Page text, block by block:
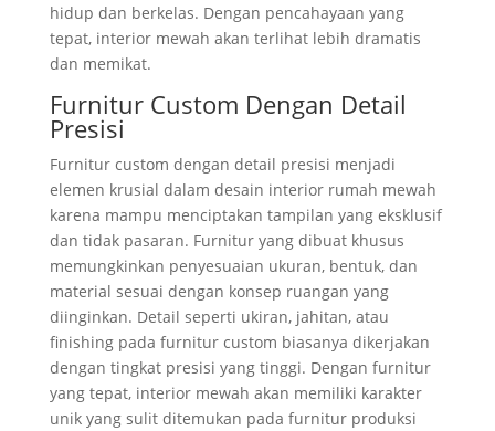
hidup dan berkelas. Dengan pencahayaan yang
tepat, interior mewah akan terlihat lebih dramatis
dan memikat.
Furnitur Custom Dengan Detail
Presisi
Furnitur custom dengan detail presisi menjadi
elemen krusial dalam desain interior rumah mewah
karena mampu menciptakan tampilan yang eksklusif
dan tidak pasaran. Furnitur yang dibuat khusus
memungkinkan penyesuaian ukuran, bentuk, dan
material sesuai dengan konsep ruangan yang
diinginkan. Detail seperti ukiran, jahitan, atau
finishing pada furnitur custom biasanya dikerjakan
dengan tingkat presisi yang tinggi. Dengan furnitur
yang tepat, interior mewah akan memiliki karakter
unik yang sulit ditemukan pada furnitur produksi